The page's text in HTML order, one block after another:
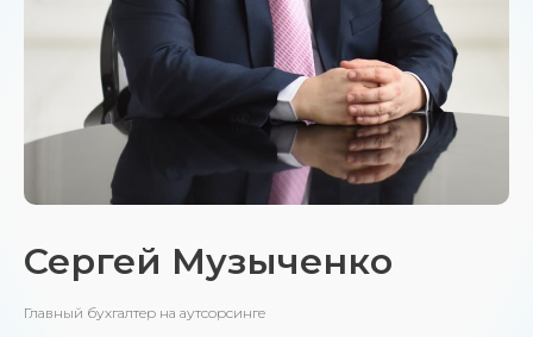
Сергей Музыченко
Главный бухгалтер на аутсорсинге